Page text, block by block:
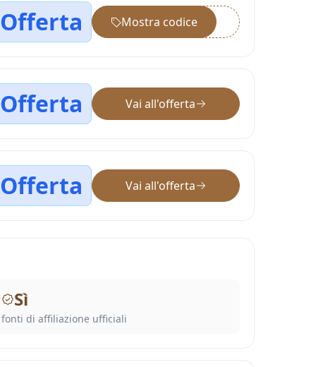
Offerta ••••••
Mostra codice
Offerta Vai all'offerta
Offerta Vai all'offerta
Sì
fonti di affiliazione ufficiali